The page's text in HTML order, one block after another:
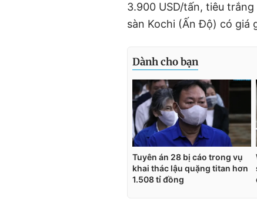
3.900 USD/tấn, tiêu
sàn Kochi (Ấn Độ) có giá